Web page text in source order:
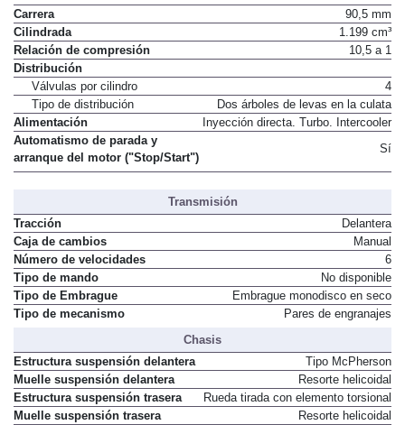
Carrera
90,5 mm
Cilindrada
1.199 cm³
Relación de compresión
10,5 a 1
Distribución
Válvulas por cilindro
4
Tipo de distribución
Dos árboles de levas en la culata
Alimentación
Inyección directa. Turbo. Intercooler
Automatismo de parada y
arranque del motor ("Stop/Start")
Sí
Transmisión
Tracción
Delantera
Caja de cambios
Manual
Número de velocidades
6
Tipo de mando
No disponible
Tipo de Embrague
Embrague monodisco en seco
Tipo de mecanismo
Pares de engranajes
Chasis
Estructura suspensión delantera
Tipo McPherson
Muelle suspensión delantera
Resorte helicoidal
Estructura suspensión trasera
Rueda tirada con elemento torsional
Muelle suspensión trasera
Resorte helicoidal